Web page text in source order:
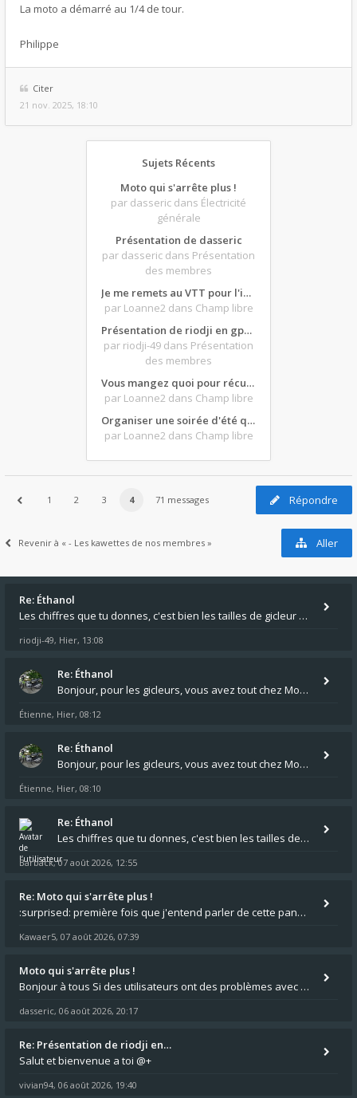
La moto a démarré au 1/4 de tour.
Philippe
Citer
21 nov. 2025, 18:10
Sujets Récents
Moto qui s'arrête plus !
par dasseric dans Électricité
générale
Présentation de dasseric
par dasseric dans Présentation
des membres
Je me remets au VTT pour l'intersaison, version électrique
par Loanne2 dans Champ libre
Présentation de riodji en gpz500
par riodji-49 dans Présentation
des membres
Vous mangez quoi pour récupérer après une grosse journée de moto ?
par Loanne2 dans Champ libre
Organiser une soirée d'été qui claque : vos bons plans matos ?
par Loanne2 dans Champ libre
1 2 3 4 71 messages Répondre
Revenir à « - Les kawettes de nos membres » Aller
Re: Éthanol
Les chiffres que tu donnes, c'est bien les tailles de gicleur ? Par contre tes "-2 tours" à quoi correspondent t'ils ?
riodji-49, Hier, 13:08
Re: Éthanol
Bonjour, pour les gicleurs, vous avez tout chez Motokristen à Bar sur Aube. https://www.motokristen.fr/ On peut aussi
Étienne, Hier, 08:12
Re: Éthanol
Bonjour, pour les gicleurs, vous avez tout chez Motokristen à Bar sur Aube. https://www.motokristen.fr/produits/4946-l
Étienne, Hier, 08:10
Re: Éthanol
Les chiffres que tu donnes, c'est bien les tailles de gicleur ? Par contre tes "-2 tours" à quoi correspondent t'ils ?
Barback,07 août 2026, 12:55
Re: Moto qui s'arrête plus !
:surprised: première fois que j'entend parler de cette panne ,ta moto aurait été maraboutée? :pretre:
Kawaer5, 07 août 2026, 07:39
Moto qui s'arrête plus !
Bonjour à tous Si des utilisateurs ont des problèmes avec leur moto qui démarre plus, la mienne ne coupe plus :?: - Je
dasseric, 06 août 2026, 20:17
Re: Présentation de riodji en…
Salut et bienvenue a toi @+
vivian94, 06 août 2026, 19:40